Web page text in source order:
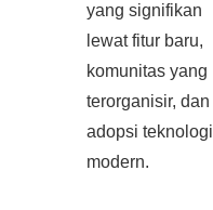
yang signifikan
lewat fitur baru,
komunitas yang
terorganisir, dan
adopsi teknologi
modern.